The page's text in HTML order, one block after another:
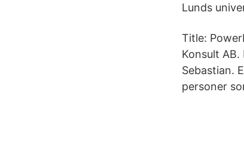
Lunds
Title:
Konsult
Sebastian.
personer